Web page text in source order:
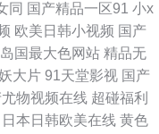
同 国产精品一区91 小x
欧美日韩小视频 国产
岛国最大色网站 精品无
大片 91天堂影视 国产
尤物视频在线 超碰福利
日本日韩欧美在线 黄色